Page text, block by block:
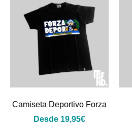
Camiseta Deportivo Forza
Desde 19,95€